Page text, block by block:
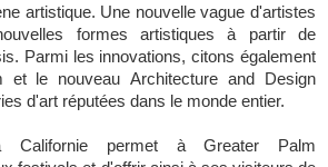
artistique. Une nouvelle vague d'artistes
formes artistiques à partir de
Parmi les innovations, citons également
et le nouveau Architecture and Design
d'art réputées dans le monde entier.
permet à Greater Palm